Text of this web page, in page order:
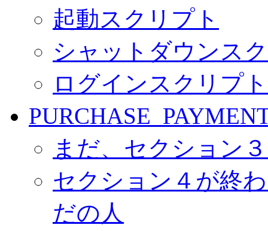
起動スクリプト
シャットダウンス
ログインスクリプト
まだ、セクション
セクション４が終
だの人